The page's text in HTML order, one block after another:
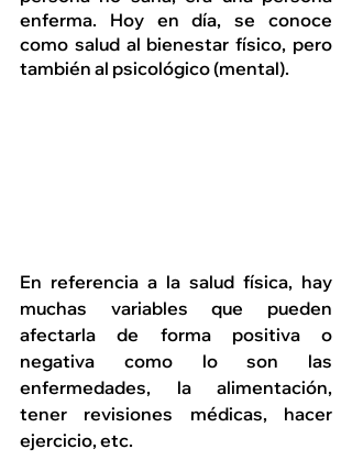
enferma. Hoy en día, se conoce
como salud al bienestar físico, pero
también al psicológico (mental).
En referencia a la salud física, hay
muchas variables que pueden
afectarla de forma positiva o
negativa como lo son las
enfermedades, la alimentación,
tener revisiones médicas, hacer
ejercicio, etc.